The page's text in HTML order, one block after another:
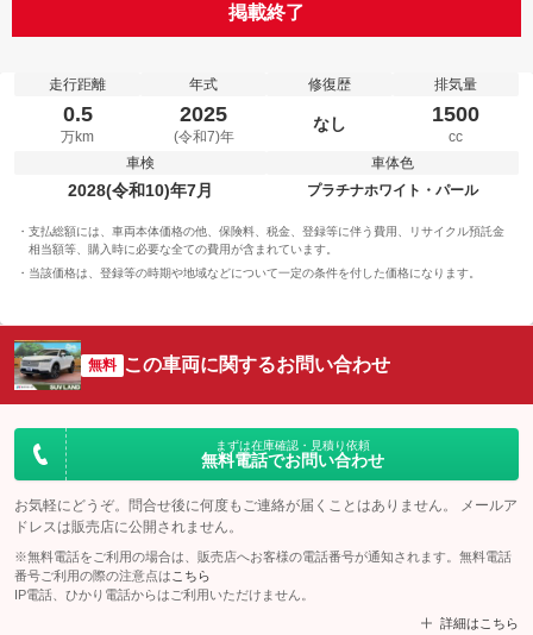
掲載終了
走行距離
0.5
万km
年式
2025
(令和7)年
修復歴
なし
排気量
1500
cc
車検
2028(令和10)年7月
車体色
プラチナホワイト・パール
支払総額には、車両本体価格の他、保険料、税金、登録等に伴う費用、リサイクル預託金
相当額等、購入時に必要な全ての費用が含まれています。
当該価格は、登録等の時期や地域などについて一定の条件を付した価格になります。
無料 この車両に関するお問い合わせ
まずは在庫確認・見積り依頼
無料電話でお問い合わせ
お気軽にどうぞ。問合せ後に何度もご連絡が届くことはありません。 メールア
ドレスは販売店に公開されません。
※無料電話をご利用の場合は、販売店へお客様の電話番号が通知されます。無料電話
番号ご利用の際の注意点は こちら
IP電話、ひかり電話からはご利用いただけません。
詳細はこちら